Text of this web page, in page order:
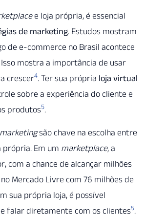
e loja própria, é essencial
de marketing. Estudos mostram
de e-commerce no Brasil acontece
Isso mostra a importância de usar
crescer4. Ter sua própria loja virtual
sobre a experiência do cliente e
produtos5.
são chave na escolha entre
própria. Em um marketplace, a
com a chance de alcançar milhões
Mercado Livre com 76 milhões de
sua própria loja, é possível
falar diretamente com os clientes5.